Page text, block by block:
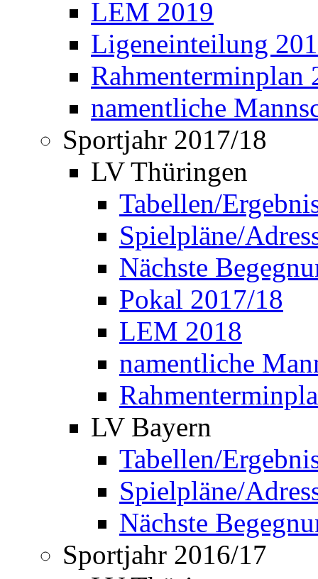
LEM 2019
Ligeneinteilung
Rahmenterminplan
namentliche
Sportjahr 2017/18
LV Thüringen
Tabellen/
Spielpläne/
Nächste
Pokal 2017/18
LEM 2018
namentliche
LV Bayern
Tabellen/
Spielpläne/
Nächste
Sportjahr 2016/17